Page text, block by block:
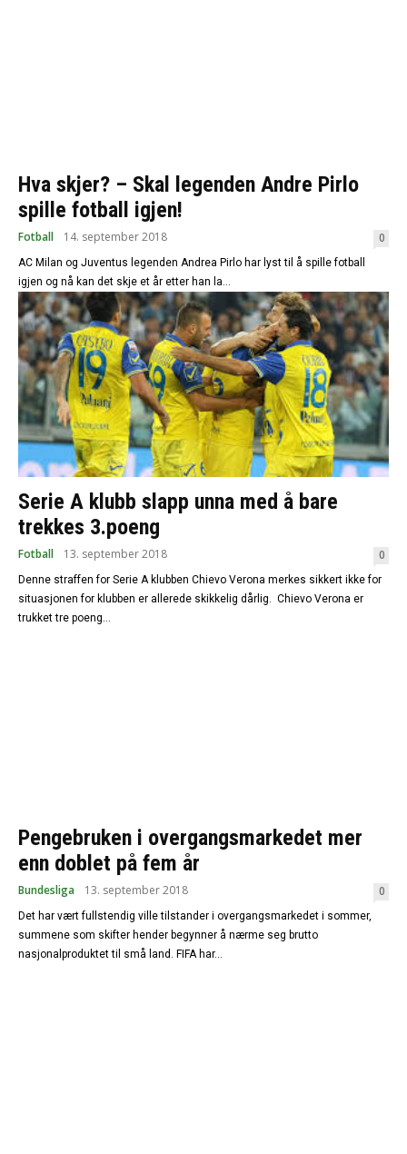
Hva skjer? – Skal legenden Andre Pirlo
spille fotball igjen!
Fotball 14. september 2018 0
AC Milan og Juventus legenden Andrea Pirlo har lyst til å spille fotball
igjen og nå kan det skje et år etter han la...
Serie A klubb slapp unna med å bare
trekkes 3.poeng
Fotball 13. september 2018 0
Denne straffen for Serie A klubben Chievo Verona merkes sikkert ikke for
situasjonen for klubben er allerede skikkelig dårlig. Chievo Verona er
trukket tre poeng...
Pengebruken i overgangsmarkedet mer
enn doblet på fem år
Bundesliga 13. september 2018 0
Det har vært fullstendig ville tilstander i overgangsmarkedet i sommer,
summene som skifter hender begynner å nærme seg brutto
nasjonalproduktet til små land. FIFA har...